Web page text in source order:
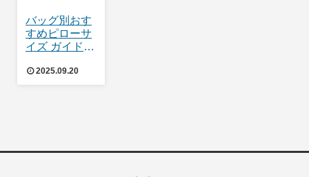
バッグ別おす
すめピローサ
イズ ガイド
【第二弾 28セ
ンチ・32セン
2025.09.20